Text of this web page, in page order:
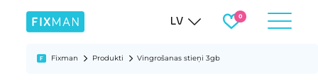
LV
Fixman Produkti Vingrošanas stieņi 3gb